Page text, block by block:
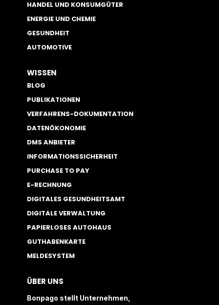
HANDEL UND KONSUMGÜTER
ENERGIE UND CHEMIE
GESUNDHEIT
AUTOMOTIVE
WISSEN
BLOG
PUBLIKATIONEN
VERFAHRENS-DOKUMENTATION
DATENÖKONOMIE
DMS ANBIETER
INFORMATIONSSICHERHEIT
PURCHASE TO PAY
E-RECHNUNG
DIGITALES GESUNDHEITSAMT
DIGITALE VERWALTUNG
PAPIERLOSES AUTOHAUS
GUTHABENKARTE
MELDESYSTEM
ÜBER UNS
Bonpago stellt Unternehmen,